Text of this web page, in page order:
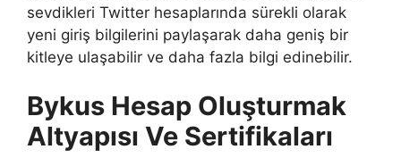
sevdikleri Twitter hesaplarında sürekli olarak
yeni giriş bilgilerini paylaşarak daha geniş bir
kitleye ulaşabilir ve daha fazla bilgi edinebilir.
Bykus Hesap Oluşturmak
Altyapısı Ve Sertifikaları